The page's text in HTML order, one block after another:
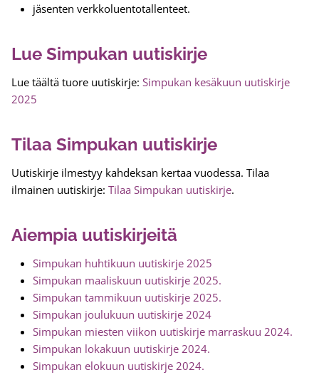
jäsenten verkkoluentotallenteet.
Lue Simpukan uutiskirje
Lue täältä tuore uutiskirje: Simpukan kesäkuun uutiskirje
2025
Tilaa Simpukan uutiskirje
Uutiskirje ilmestyy kahdeksan kertaa vuodessa. Tilaa
ilmainen uutiskirje: Tilaa Simpukan uutiskirje.
Aiempia uutiskirjeitä
Simpukan huhtikuun uutiskirje 2025
Simpukan maaliskuun uutiskirje 2025.
Simpukan tammikuun uutiskirje 2025.
Simpukan joulukuun uutiskirje 2024
Simpukan miesten viikon uutiskirje marraskuu 2024.
Simpukan lokakuun uutiskirje 2024.
Simpukan elokuun uutiskirje 2024.